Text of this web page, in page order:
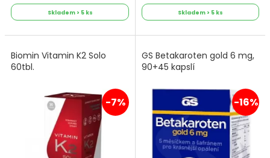
Skladem > 5 ks Skladem > 5 ks
Biomin Vitamin K2 Solo
60tbl.
-7%
GS Betakaroten gold 6 mg,
90+45 kapslí
-16%